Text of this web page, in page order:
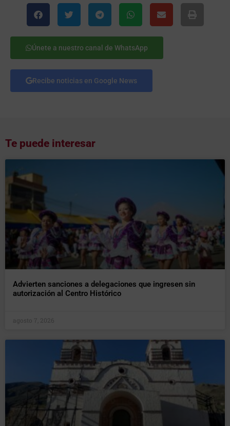
Únete a nuestro canal de WhatsApp
Recibe noticias en Google News
Te puede interesar
Advierten sanciones a delegaciones que ingresen sin
autorización al Centro Histórico
agosto 7, 2026